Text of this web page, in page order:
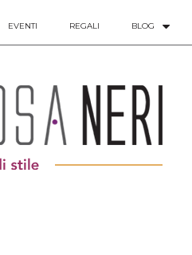
EVENTI REGALI BLOG